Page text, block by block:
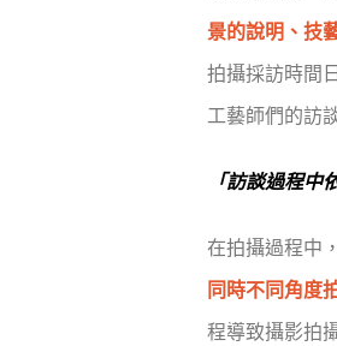
景的說明、技
拍攝採訪時間
工藝師們的訪
「訪談過程中
在拍攝過程中
同時不同角度
程導致攝影拍